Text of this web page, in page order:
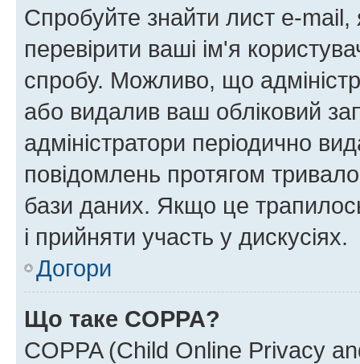
Спробуйте знайти лист e-mail,
перевірити ваші ім'я
спробу. Можливо, що
або видалив ваш обліковий
адміністратори періодично
повідомлень протягом
бази даних. Якщо це
і прийняти участь у дискусіях.
Догори
Що таке COPPA?
COPPA (Child Online Privacy